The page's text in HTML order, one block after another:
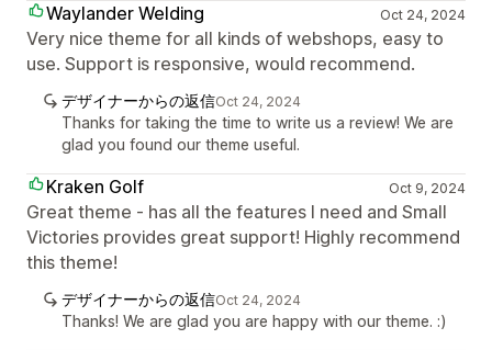
Waylander Welding
Oct 24, 2024
Very nice theme for all kinds of webshops, easy to
use. Support is responsive, would recommend.
デザイナーからの返信Oct 24, 2024
Thanks for taking the time to write us a review! We are
glad you found our theme useful.
Kraken Golf Oct 9, 2024
Great theme - has all the features I need and Small
Victories provides great support! Highly recommend
this theme!
デザイナーからの返信Oct 24, 2024
Thanks! We are glad you are happy with our theme. :)